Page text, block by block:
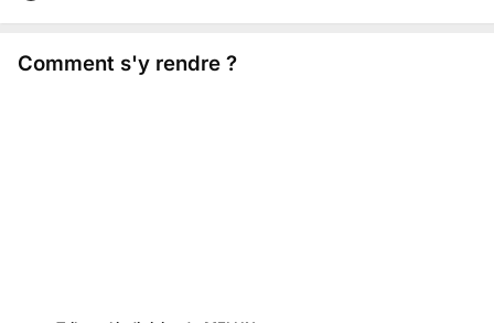
Comment s'y rendre ?